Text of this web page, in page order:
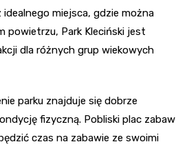
miejsca, gdzie można
powietrzu, Park Kleciński jest
dla różnych grup wiekowych
parku znajduje się dobrze
fizyczną. Pobliski plac zabaw
czas na zabawie ze swoimi